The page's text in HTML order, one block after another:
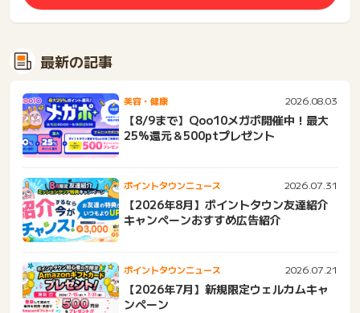
最新の記事
美容・健康 2026.08.03
【8/9まで】Qoo10メガポ開催中！最大
25%還元＆500ptプレゼント
ポイントタウンニュース 2026.07.31
【2026年8月】ポイントタウン友達紹介
キャンペーンおすすめ広告紹介
ポイントタウンニュース 2026.07.21
【2026年7月】新規限定ウェルカムキャ
ンペーン